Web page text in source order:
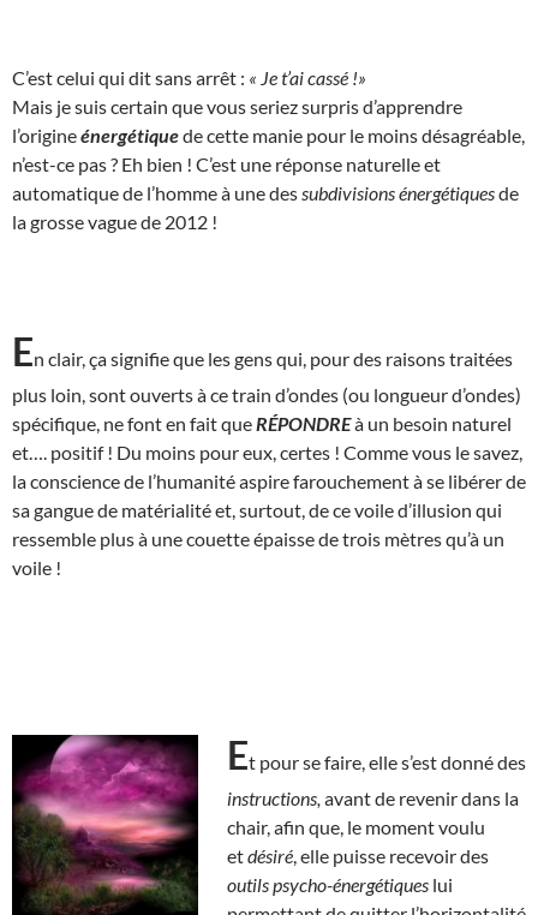
C’est celui qui dit sans arrêt : « Je t’ai cassé !»
Mais je suis certain que vous seriez surpris d’apprendre
l’origineénergétiquede cette manie pour le moins désagréable,
n’est-ce pas ? Eh bien ! C’est une réponse naturelle et
automatique de l’homme à une des subdivisions énergétiquesde
la grosse vague de 2012 !
En clair, ça signifie que les gens qui, pour des raisons traitées
plus loin, sont ouverts à ce train d’ondes (ou longueur d’ondes)
spécifique, ne font en fait que RÉPONDREà un besoin naturel
et…. positif ! Du moins pour eux, certes ! Comme vous le savez,
la conscience de l’humanité aspire farouchement à se libérer de
sa gangue de matérialité et, surtout, de ce voile d’illusion qui
ressemble plus à une couette épaisse de trois mètres qu’à un
voile !
Et pour se faire, elle s’est donné des
instructions, avant de revenir dans la
chair, afin que, le moment voulu
etdésiré , elle puisse recevoir des
outilspsycho-énergétiques lui